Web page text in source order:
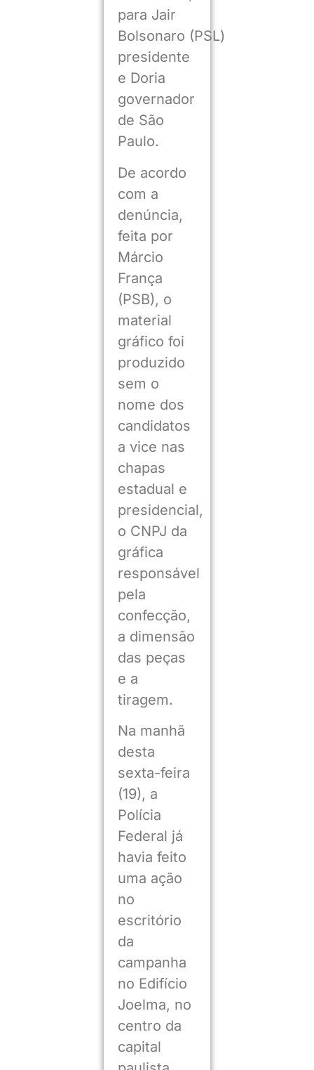
para Jair
Bolsonaro (PSL)
presidente
e Doria
governador
de São
Paulo.
De acordo
com a
denúncia,
feita por
Márcio
França
(PSB), o
material
gráfico foi
produzido
sem o
nome dos
candidatos
a vice nas
chapas
estadual e
presidencial,
o CNPJ da
gráfica
responsável
pela
confecção,
a dimensão
das peças
e a
tiragem.
Na manhã
desta
sexta-feira
(19), a
Polícia
Federal já
havia feito
uma ação
no
escritório
da
campanha
no Edifício
Joelma, no
centro da
capital